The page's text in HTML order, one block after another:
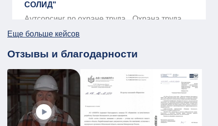
СОЛИД"
Аутсорсинг по охране труда
Охрана труда
ПЛДЧС для МБУ ДО «Образовательный
центр «Смена»
ГО и ЧС
ПДЛЧС
19.08.2025 ПОДРОБНЕЕ
Еще больше кейсов
Отзывы и благодарности